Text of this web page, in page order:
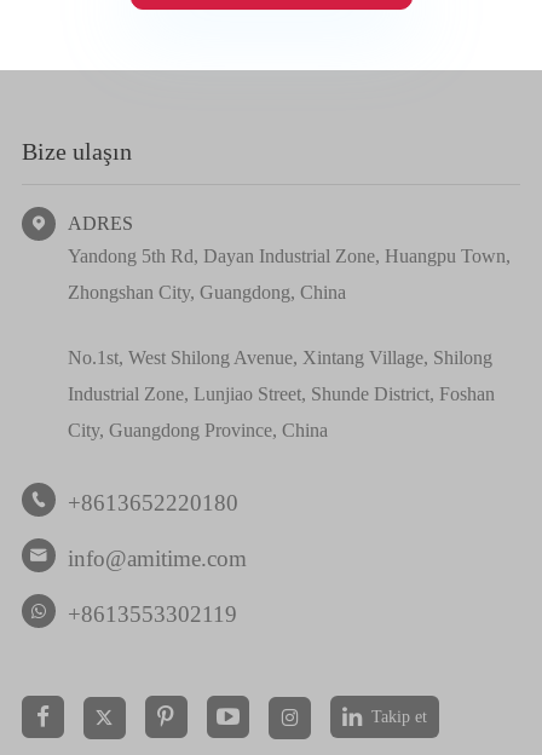
Bize ulaşın

ADRES
Yandong 5th Rd, Dayan Industrial Zone, Huangpu Town,
Zhongshan City, Guangdong, China
No.1st, West Shilong Avenue, Xintang Village, Shilong
Industrial Zone, Lunjiao Street, Shunde District, Foshan
City, Guangdong Province, China
 +8613652220180
 info@amitime.com
+8613553302119
  Takip et